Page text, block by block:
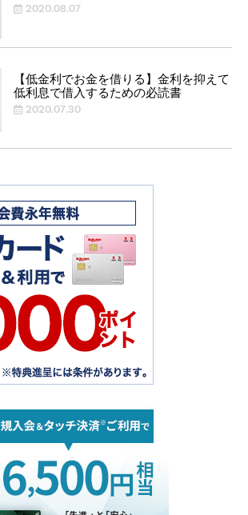
2020.08.07
【低金利でお金を借りる】金利を抑えて
低利息で借入するための必読書
2020.07.30